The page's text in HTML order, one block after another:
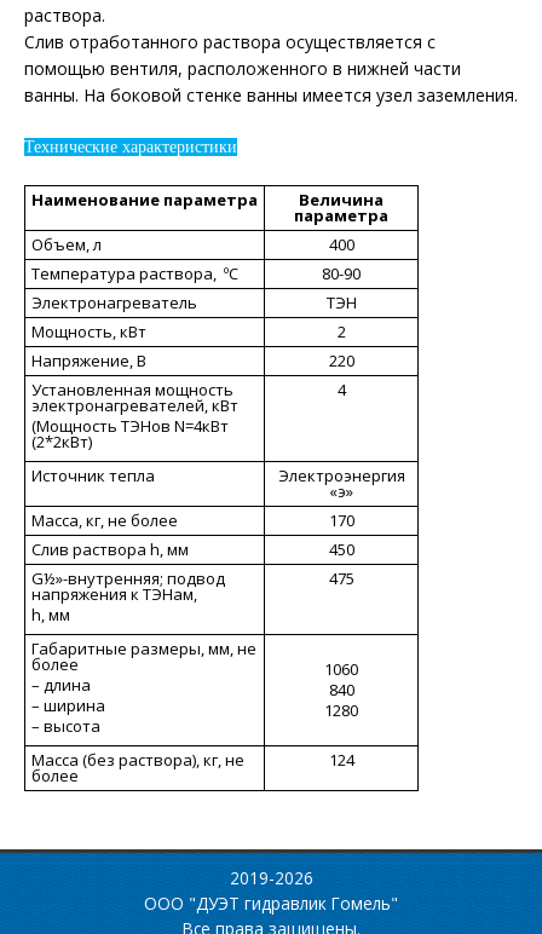
раствора.
Слив отработанного раствора осуществляется с
помощью вентиля, расположенного в нижней части
ванны. На боковой стенке ванны имеется узел заземления.
Технические характеристики
Наименование параметра Величина
параметра
Объем, л
400
Температура раствора, ºС
80-90
Электронагреватель
ТЭН
Мощность, кВт
2
Напряжение, В
220
Установленная мощность
электронагревателей, кВт
(Мощность ТЭНов N=4кВт
(2*2кВт)
4
Источник тепла Электроэнергия
«э»
Масса, кг, не более
170
Слив раствора h, мм
450
G½»-внутренняя; подвод
напряжения к ТЭНам,
h, мм
475
Габаритные размеры, мм, не
более
– длина
– ширина
– высота
1060
840
1280
Масса (без раствора), кг, не
более
124
2019-2026
ООО "ДУЭТ гидравлик Гомель"
Все права защищены.